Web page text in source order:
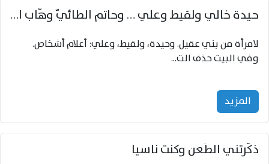
حيدة خالي ولقيط وعلي … وحاتم الطائيّ وهّاب المئي
لامرأة من بني عقيل. وحيدة، ولقيط، وعلي: أعلام أشخاص.
وفي البيت حذف الت...
المزید
ذكّرتني الطّعن وكنت ناسيا